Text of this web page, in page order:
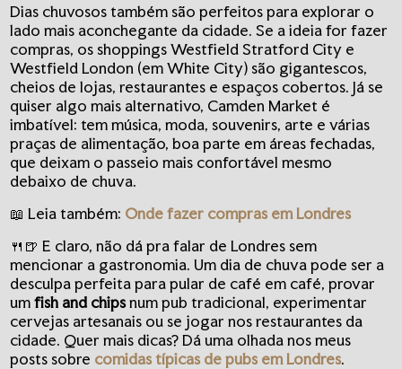
Dias chuvosos também são perfeitos para explorar o
lado mais aconchegante da cidade. Se a ideia for fazer
compras, os shoppings Westfield Stratford City e
Westfield London (em White City) são gigantescos,
cheios de lojas, restaurantes e espaços cobertos. Já se
quiser algo mais alternativo, Camden Market é
imbatível: tem música, moda, souvenirs, arte e várias
praças de alimentação, boa parte em áreas fechadas,
que deixam o passeio mais confortável mesmo
debaixo de chuva.
📖 Leia também: Onde fazer compras em Londres
🍴🍺 E claro, não dá pra falar de Londres sem
mencionar a gastronomia. Um dia de chuva pode ser a
desculpa perfeita para pular de café em café, provar
umfish and chipsnum pub tradicional, experimentar
cervejas artesanais ou se jogar nos restaurantes da
cidade. Quer mais dicas? Dá uma olhada nos meus
posts sobre comidas típicas de pubs em Londres.